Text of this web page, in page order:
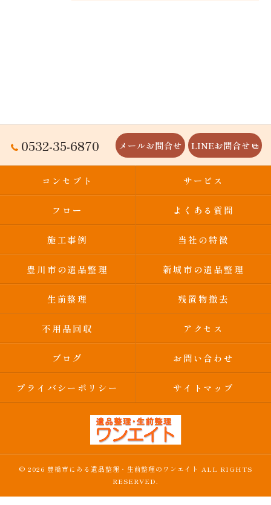
0532-35-6870 メールお問合せ LINEお問合せ
コンセプト サービス
フロー よくある質問
施工事例 当社の特徴
豊川市の遺品整理 新城市の遺品整理
生前整理 残置物撤去
不用品回収 アクセス
ブログ お問い合わせ
プライバシーポリシー サイトマップ
© 2026 豊橋市にある遺品整理・生前整理のワンエイト ALL RIGHTS
RESERVED.